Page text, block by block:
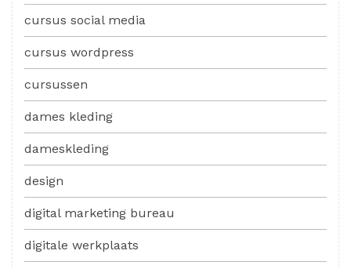
cursus social media
cursus wordpress
cursussen
dames kleding
dameskleding
design
digital marketing bureau
digitale werkplaats